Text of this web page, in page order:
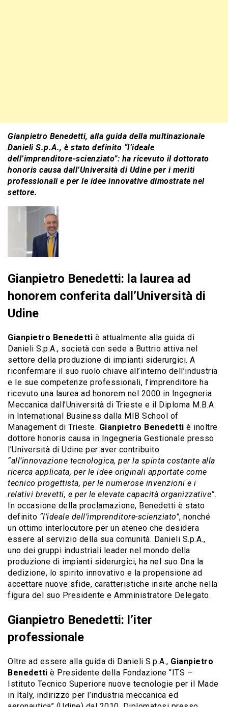
Gianpietro Benedetti, alla guida della multinazionale
Danieli S.p.A., è stato definito “l’ideale
dell’imprenditore-scienziato”: ha ricevuto il dottorato
honoris causa dall’Università di Udine per i meriti
professionali e per le idee innovative dimostrate nel
settore.
Gianpietro Benedetti: la laurea ad
honorem conferita dall’Università di
Udine
Gianpietro Benedetti è attualmente alla guida di
Danieli S.p.A., società con sede a Buttrio attiva nel
settore della produzione di impianti siderurgici. A
riconfermare il suo ruolo chiave all’interno dell’industria
e le sue competenze professionali, l’imprenditore ha
ricevuto una laurea ad honorem nel 2000 in Ingegneria
Meccanica dall’Università di Trieste e il Diploma M.B.A.
in International Business dalla MIB School of
Management di Trieste. Gianpietro Benedetti è inoltre
dottore honoris causa in Ingegneria Gestionale presso
l’Università di Udine per aver contribuito
“all’innovazione tecnologica, per la spinta costante alla
ricerca applicata, per le idee originali apportate come
tecnico progettista, per le numerose invenzioni e i
relativi brevetti, e per le elevate capacità organizzative”.
In occasione della proclamazione, Benedetti è stato
definito “l’ideale dell’imprenditore-scienziato”, nonché
un ottimo interlocutore per un ateneo che desidera
essere al servizio della sua comunità. Danieli S.p.A.,
uno dei gruppi industriali leader nel mondo della
produzione di impianti siderurgici, ha nel suo Dna la
dedizione, lo spirito innovativo e la propensione ad
accettare nuove sfide, caratteristiche insite anche nella
figura del suo Presidente e Amministratore Delegato.
Gianpietro Benedetti: l’iter
professionale
Oltre ad essere alla guida di Danieli S.p.A., Gianpietro
Benedetti è Presidente della Fondazione “ITS –
Istituto Tecnico Superiore nuove tecnologie per il Made
in Italy, indirizzo per l’industria meccanica ed